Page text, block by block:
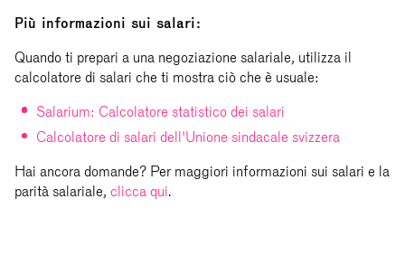
Più informazioni sui salari:
Quando ti prepari a una negoziazione salariale, utilizza il
calcolatore di salari che ti mostra ciò che è usuale:
Salarium: Calcolatore statistico dei salari
Calcolatore di salari dell'Unione sindacale svizzera
Hai ancora domande? Per maggiori informazioni sui salari e la
parità salariale, clicca qui.